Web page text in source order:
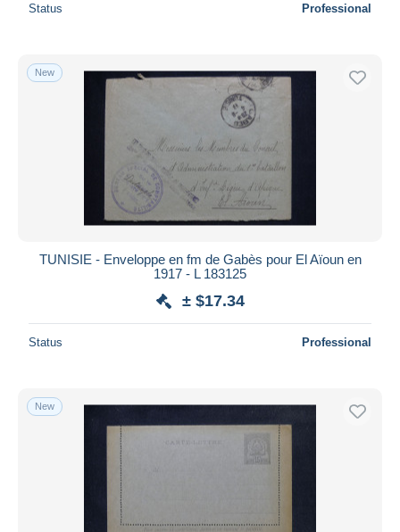
Status Professional
New
TUNISIE - Enveloppe en fm de Gabès pour El Aïoun en
1917 - L 183125
± $17.34
Status Professional
New